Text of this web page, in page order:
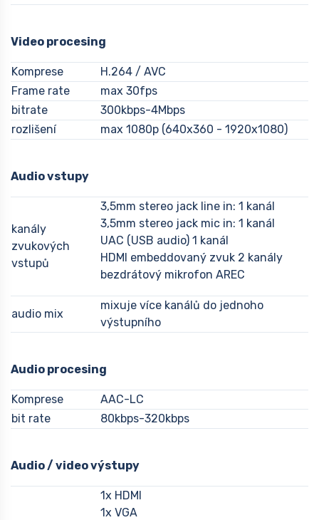
Video procesing
Komprese
H.264 / AVC
Frame rate
max 30fps
bitrate
300kbps-4Mbps
rozlišení
max 1080p (640x360 - 1920x1080)
Audio vstupy
kanály
zvukových
vstupů
3,5mm stereo jack line in: 1 kanál
3,5mm stereo jack mic in: 1 kanál
UAC (USB audio) 1 kanál
HDMI embeddovaný zvuk 2 kanály
bezdrátový mikrofon AREC
audio mix
mixuje více kanálů do jednoho
výstupního
Audio procesing
Komprese
AAC-LC
bit rate
80kbps-320kbps
Audio / video výstupy
1x HDMI
1x VGA